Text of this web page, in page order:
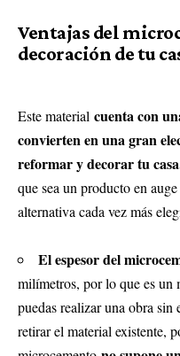
Ventajas del
decoración de tu
Este material cuenta con
convierten en una gran
reformar y decorar tu
que sea un producto en
alternativa cada vez más
El espesor del
milímetros, por lo que es un
puedas realizar una obra sin
retirar el material existente,